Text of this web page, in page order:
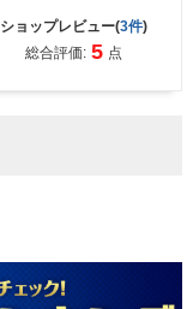
ショップレビュー(3件)
総合評価: 5 点